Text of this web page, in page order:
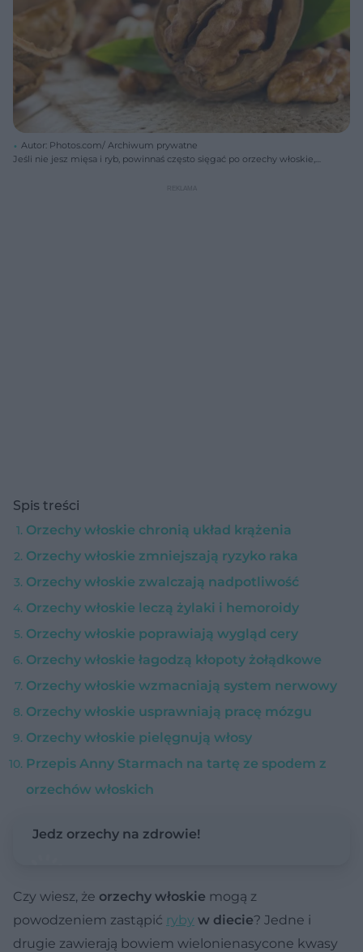
Autor: Photos.com/ Archiwum prywatne
Jeśli nie jesz mięsa i ryb, powinnaś często sięgać po orzechy włoskie,
Spis treści
Orzechy włoskie chronią układ krążenia
Orzechy włoskie zmniejszają ryzyko raka
Orzechy włoskie zwalczają nadpotliwość
Orzechy włoskie leczą żylaki i hemoroidy
Orzechy włoskie poprawiają wygląd cery
Orzechy włoskie łagodzą kłopoty żołądkowe
Orzechy włoskie wzmacniają system nerwowy
Orzechy włoskie usprawniają pracę mózgu
Orzechy włoskie pielęgnują włosy
Przepis Anny Starmach na tartę ze spodem z
orzechów włoskich
Jedz orzechy na zdrowie!
Czy wiesz, że orzechy włoskie mogą z
powodzeniem zastąpić ryby w diecie? Jedne i
drugie zawierają bowiem wielonienasycone kwasy